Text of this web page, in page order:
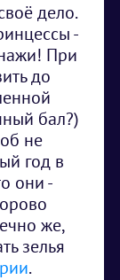
дело.
-
При
до
бал?)
не
год в
они -
же,
зелья
.